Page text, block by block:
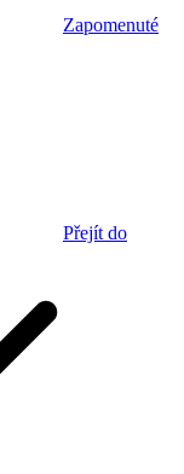
Zapomenuté
Přejít do